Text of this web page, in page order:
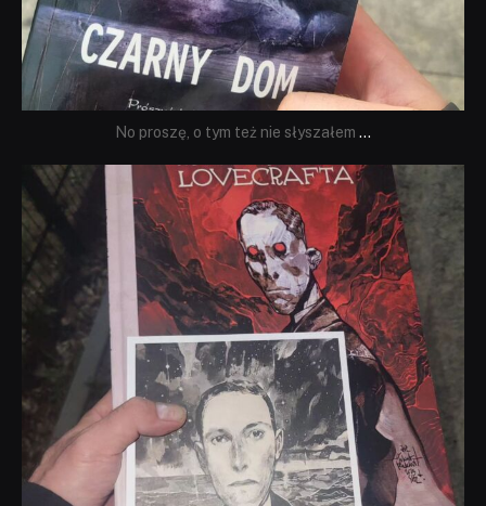
No proszę, o tym też nie słyszałem ...
dobryhorror
Wrz 19